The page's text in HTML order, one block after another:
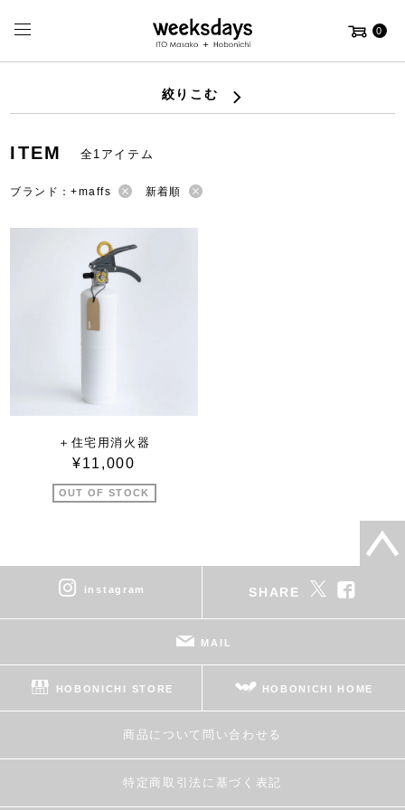
0
絞りこむ
ITEM 全1アイテム
ブランド：+maffs 新着順
＋住宅用消火器
¥11,000
OUT OF STOCK
instagram SHARE
MAIL
HOBONICHI STORE HOBONICHI HOME
商品について問い合わせる
特定商取引法に基づく表記